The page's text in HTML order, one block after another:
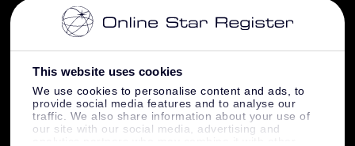
This website uses cookies
We use cookies to personalise content and ads, to
provide social media features and to analyse our
traffic. We also share information about your use of
our site with our social media, advertising and